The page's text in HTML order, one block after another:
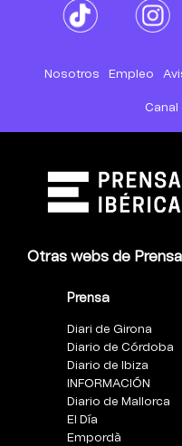
Nosotros Empleo
Canal
Otras webs de
Prensa
Diari de Girona
Diario de Córdoba
Diario de Ibiza
INFORMACIÓN
Diario de Mallorca
El Día
Empordà